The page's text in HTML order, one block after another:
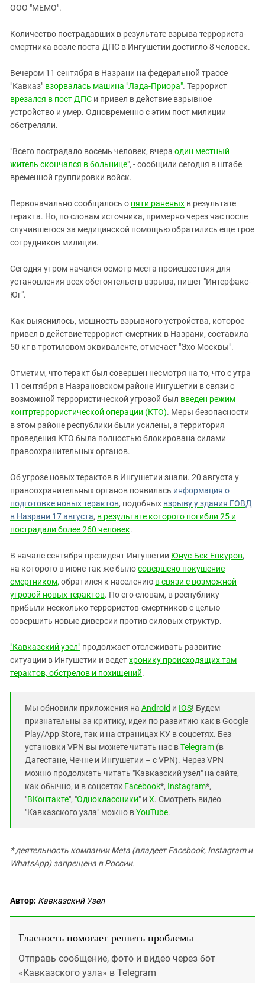
ИНАКОМЫСЛИЕ В ЧЕЧНЕ
ПРЕСЛЕДОВАНИЕ АКТИВИСТОВ
Дагестан
Кабардино-Балкария
Карачаево-Черкесия
Краснодарский край
Нагорный Карабах
Ростовская область
Северная Осетия - Алания
Ставропольский край
Чечня
Южная Осетия
Южный Кавказ
ЮФО
ООО "МЕМО".
Количество пострадавших в результате взрыва террориста-
смертника возле поста ДПС в Ингушетии достигло 8 человек.
Вечером 11 сентября в Назрани на федеральной трассе
"Кавказ" взорвалась машина "Лада-Приора". Террорист
врезался в пост ДПС и привел в действие взрывное
устройство и умер. Одновременно с этим пост милиции
обстреляли.
"Всего пострадало восемь человек, вчера один местный
житель скончался в больнице", - сообщили сегодня в штабе
временной группировки войск.
Первоначально сообщалось о пяти раненых в результате
теракта. Но, по словам источника, примерно через час после
случившегося за медицинской помощью обратились еще трое
сотрудников милиции.
Сегодня утром начался осмотр места происшествия для
установления всех обстоятельств взрыва, пишет "Интерфакс-
Юг".
Как выяснилось, мощность взрывного устройства, которое
привел в действие террорист-смертник в Назрани, составила
50 кг в тротиловом эквиваленте, отмечает "Эхо Москвы".
Отметим, что теракт был совершен несмотря на то, что с утра
11 сентября в Назрановском районе Ингушетии в связи с
возможной террористической угрозой был введен режим
контртеррористической операции (КТО). Меры безопасности
в этом районе республики были усилены, а территория
проведения КТО была полностью блокирована силами
правоохранительных органов.
Об угрозе новых терактов в Ингушетии знали. 20 августа у
правоохранительных органов появилась информация о
подготовке новых терактов, подобных взрыву у здания ГОВД
в Назрани 17 августа, в результате которого погибли 25 и
пострадали более 260 человек.
В начале сентября президент Ингушетии Юнус-Бек Евкуров,
на которого в июне так же былосовершено покушение
смертником, обратился к населению в связи с возможной
угрозой новых терактов. По его словам, в республику
прибыли несколько террористов-смертников с целью
совершить новые диверсии против силовых структур.
"Кавказский узел" продолжает отслеживать развитие
ситуации в Ингушетии и ведетхронику происходящих там
терактов, обстрелов и похищений.
Мы обновили приложения на Android и IOS! Будем
признательны за критику, идеи по развитию как в Google
Play/App Store, так и на страницах КУ в соцсетях. Без
установки VPN вы можете читать нас вTelegram (в
Дагестане, Чечне и Ингушетии – с VPN). Через VPN
можно продолжать читать "Кавказский узел" на сайте,
как обычно, и в соцсетях Facebook*, Instagram*,
"ВКонтакте", "Одноклассники" и X. Смотреть видео
"Кавказского узла" можно вYouTube.
* деятельность компании Meta (владеет Facebook, Instagram и
WhatsApp) запрещена в России.
Автор: Кавказский Узел
Гласность помогает решить проблемы
Отправь сообщение, фото и видео через бот
«Кавказского узла» в Telegram